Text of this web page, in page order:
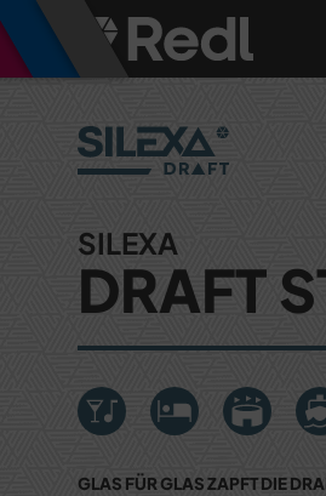
SILEXA
DRAFT
GLAS FÜR GLAS ZAPFT DIE